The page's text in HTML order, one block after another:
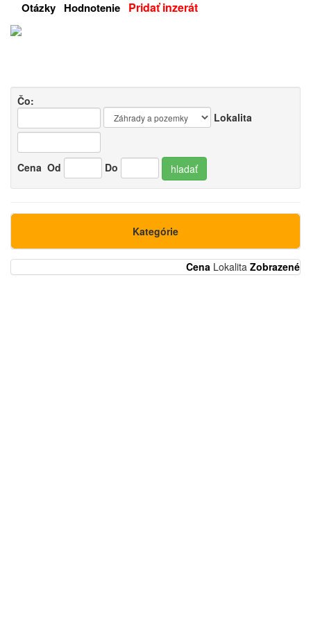
Otázky Hodnotenie Pridať inzerát
Čo:
Lokalita
Cena Od Do hladať
Kategórie
Cena Lokalita Zobrazené